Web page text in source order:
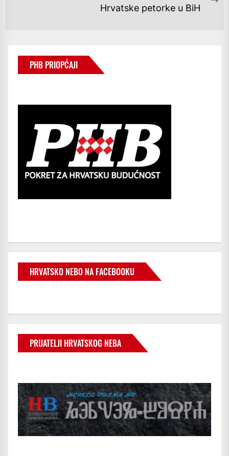
Hrvatske petorke u BiH
PHB PRIOPĆAJI
HRVATSKO NEBO NA FACEBOOKU
PRIJATELJI HRVATSKOG NEBA